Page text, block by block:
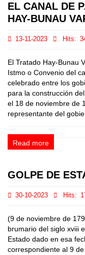
EL CANAL DE
HAY-BUNAU
13-11-2023 Hits:
El Tratado Hay-Bunau
Istmo o Convenio del
celebrado entre los
para la construcción
el 18 de noviembre de
representante del
Read more
GOLPE DE
30-10-2023 Hits:
(9 de noviembre de
brumario del siglo xviii
Estado dado en esa
correspondiente al 9